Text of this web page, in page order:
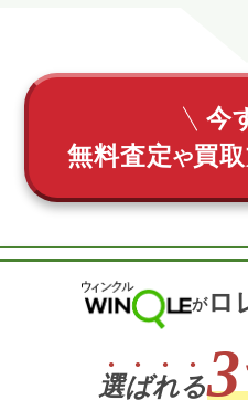
今
無料査定や買
がロ
選ばれる3